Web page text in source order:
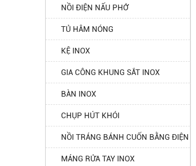
NỒI ĐIỆN NẤU PHỞ
TỦ HÂM NÓNG
KỆ INOX
GIA CÔNG KHUNG SẮT INOX
BÀN INOX
CHỤP HÚT KHÓI
NỒI TRÁNG BÁNH CUỐN BẰNG ĐIỆN
MÁNG RỬA TAY INOX